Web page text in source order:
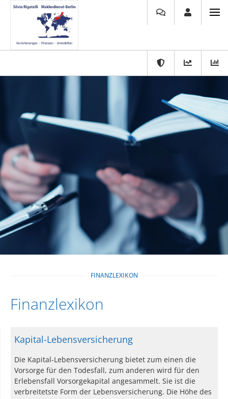
FINANZLEXIKON
Finanzlexikon
Kapital-Lebensversicherung
Die Kapital-Lebensversicherung bietet zum einen die
Vorsorge für den Todesfall, zum anderen wird für den
Erlebensfall Vorsorgekapital angesammelt. Sie ist die
verbreitetste Form der Lebensversicherung. Die Höhe des